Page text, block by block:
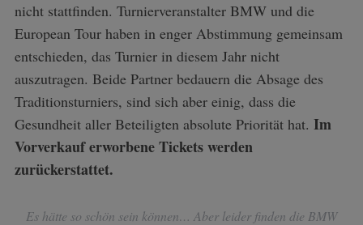
nicht stattfinden. Turnierveranstalter BMW und die
European Tour haben in enger Abstimmung gemeinsam
entschieden, das Turnier in diesem Jahr nicht
auszutragen. Beide Partner bedauern die Absage des
Traditionsturniers, sind sich aber einig, dass die
Gesundheit aller Beteiligten absolute Priorität hat. Im
Vorverkauf erworbene Tickets werden
zurückerstattet.
Es hätte so schön sein können… Aber leider finden die BMW